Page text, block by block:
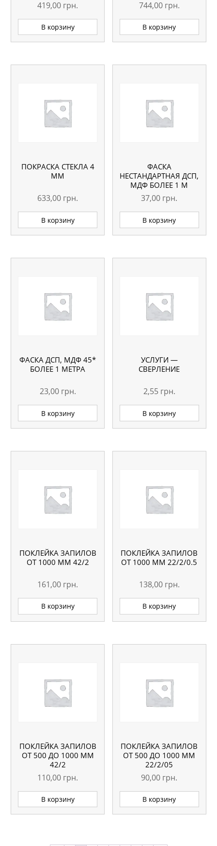
419,00 грн.
В корзину
744,00 грн.
В корзину
ПОКРАСКА СТЕКЛА 4
ММ
633,00 грн.
В корзину
ФАСКА
НЕСТАНДАРТНАЯ ДСП,
МДФ БОЛЕЕ 1 М
37,00 грн.
В корзину
ФАСКА ДСП, МДФ 45*
БОЛЕЕ 1 МЕТРА
23,00 грн.
В корзину
УСЛУГИ —
СВЕРЛЕНИЕ
2,55 грн.
В корзину
ПОКЛЕЙКА ЗАПИЛОВ
ОТ 1000 ММ 42/2
161,00 грн.
В корзину
ПОКЛЕЙКА ЗАПИЛОВ
ОТ 1000 ММ 22/2/0.5
138,00 грн.
В корзину
ПОКЛЕЙКА ЗАПИЛОВ
ОТ 500 ДО 1000 ММ
42/2
110,00 грн.
В корзину
ПОКЛЕЙКА ЗАПИЛОВ
ОТ 500 ДО 1000 ММ
22/2/05
90,00 грн.
В корзину